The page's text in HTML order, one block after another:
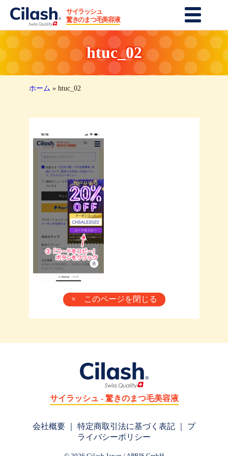
サイラッシュ
驚きのまつ毛美容液
まつ毛・眉毛美容液
育毛・シャンプー
商品一覧
最新レビュー
お問い合せ
クーポンご利用方法
htuc_02
ホーム »htuc_02
× このページを閉じる
サイラッシュ - 驚きのまつ毛美容液
会社概要 特定商取引法に基づく表記
プ
ライバシーポリシー